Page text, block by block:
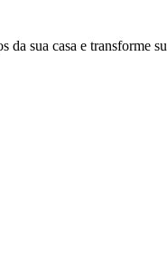
da sua casa e transforme